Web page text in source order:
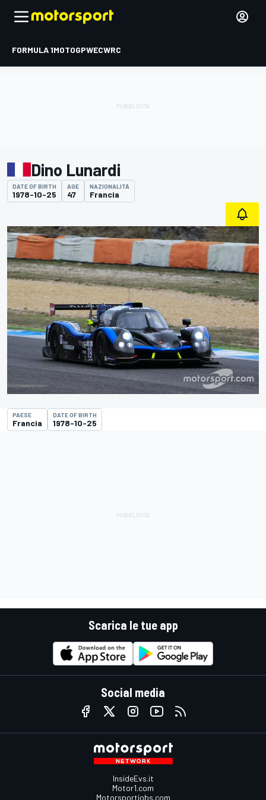
FORMULA 1MOTOGPWECWRC
Dino Lunardi
DATE OF BIRTH
1978-10-25
AGE
47
NAZIONALITÀ
Francia
PAESE
Francia
DATE OF BIRTH
1978-10-25
Scarica le tue app
Social media
InsideEvs.it
Motor1.com
Motorsportjobs.com